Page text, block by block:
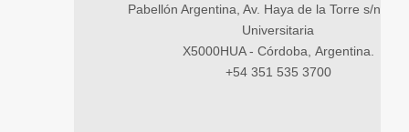
Pabellón Argentina, Av. Haya de la Torre s/n,
Universitaria
X5000HUA - Córdoba, Argentina.
+54 351 535 3700